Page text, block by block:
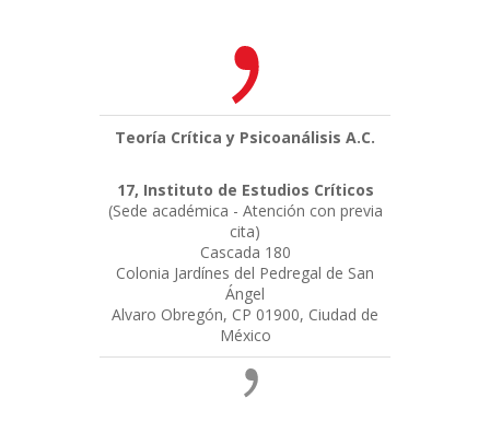
Teoría Crítica y Psicoanálisis A.C.
17, Instituto de Estudios Críticos
(Sede académica - Atención con previa
cita)
Cascada 180
Colonia Jardínes del Pedregal de San
Ángel
Alvaro Obregón, CP 01900, Ciudad de
México